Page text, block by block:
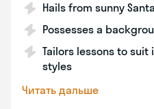
Hails from sunny
Possesses a
Tailors lessons to
styles
Читать дальше